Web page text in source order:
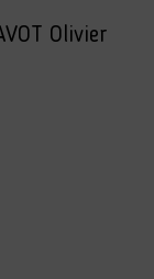
Olivier